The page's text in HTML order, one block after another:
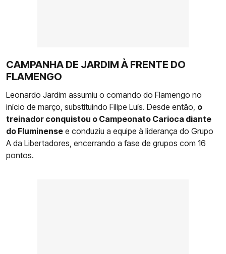
CAMPANHA DE JARDIM À FRENTE DO
FLAMENGO
Leonardo Jardim assumiu o comando do Flamengo no
início de março, substituindo Filipe Luís. Desde então, o
treinador conquistou o Campeonato Carioca diante
do Fluminense e conduziu a equipe à liderança do Grupo
A da Libertadores, encerrando a fase de grupos com 16
pontos.